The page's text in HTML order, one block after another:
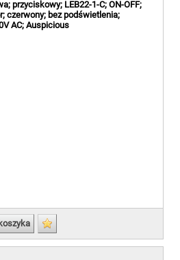
przyciskowy; LEB22-1-C; ON-OFF;
czerwony; bez podświetlenia;
AC; Auspicious